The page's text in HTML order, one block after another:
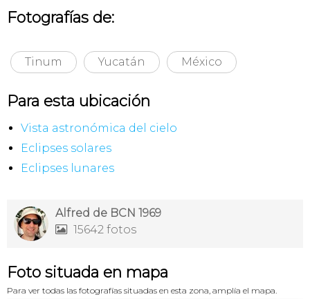
Fotografías de:
Tinum Yucatán México
Para esta ubicación
Vista astronómica del cielo
Eclipses solares
Eclipses lunares
Alfred de BCN 1969
 15642 fotos
Foto situada en mapa
Para ver todas las fotografías situadas en esta zona, amplía el mapa.